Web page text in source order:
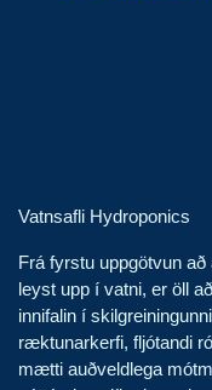
Vatnsafli Hydroponics
Frá fyrstu uppgötvun
leyst upp í vatni, er öll
innifalin í
ræktunarkerfi, fljótandi
mætti ​​auðveldlega